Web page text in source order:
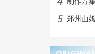
郑州山